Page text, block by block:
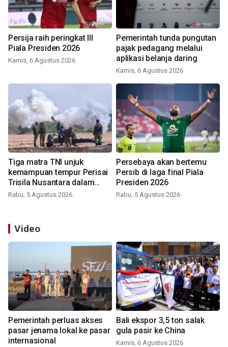
Persija raih peringkat III
Piala Presiden 2026
Kamis, 6 Agustus 2026
Pemerintah tunda pungutan
pajak pedagang melalui
aplikasi belanja daring
Kamis, 6 Agustus 2026
Tiga matra TNI unjuk
kemampuan tempur Perisai
Trisila Nusantara dalam
latihan di Kepri
Rabu, 5 Agustus 2026
Persebaya akan bertemu
Persib di laga final Piala
Presiden 2026
Rabu, 5 Agustus 2026
Video
Pemerintah perluas akses
pasar jenama lokal ke pasar
internasional
Bali ekspor 3,5 ton salak
gula pasir ke China
Kamis, 6 Agustus 2026